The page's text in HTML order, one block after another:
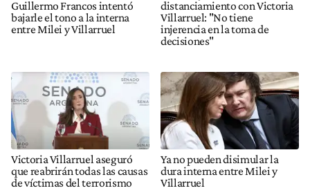
Guillermo Francos intentó
bajarle el tono a la interna
entre Milei y Villarruel
distanciamiento con Victoria
Villarruel: "No tiene
injerencia en la toma de
decisiones"
Victoria Villarruel aseguró
que reabrirán todas las causas
de víctimas del terrorismo
Ya no pueden disimular la
dura interna entre Milei y
Villarruel